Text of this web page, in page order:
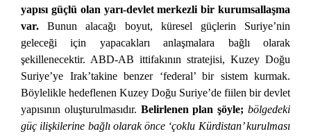
yapısı güçlü olan yarı-devlet merkezli bir kurumsallaşma
var. Bunun alacağı boyut, küresel güçlerin Suriye’nin
geleceği için yapacakları anlaşmalara bağlı olarak
şekillenecektir. ABD-AB ittifakının stratejisi, Kuzey Doğu
Suriye’ye Irak’takine benzer ‘federal’ bir sistem kurmak.
Böylelikle hedeflenen Kuzey Doğu Suriye’de fiilen bir devlet
yapısının oluşturulmasıdır. Belirlenen plan şöyle; bölgedeki
güç ilişkilerine bağlı olarak önce ‘çoklu Kürdistan’ kurulması